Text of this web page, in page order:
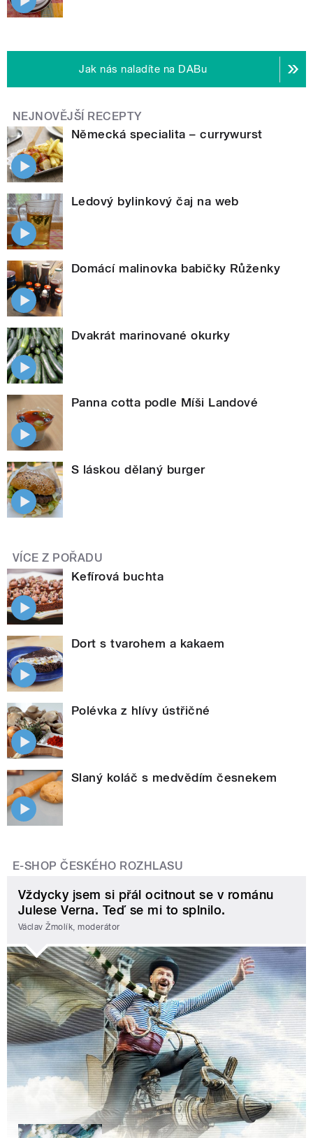
Jak nás naladíte na DABu
NEJNOVĚJŠÍ RECEPTY
Německá specialita – currywurst
Ledový bylinkový čaj na web
Domácí malinovka babičky Růženky
Dvakrát marinované okurky
Panna cotta podle Míši Landové
S láskou dělaný burger
VÍCE Z POŘADU
Kefírová buchta
Dort s tvarohem a kakaem
Polévka z hlívy ústřičné
Slaný koláč s medvědím česnekem
E-SHOP ČESKÉHO ROZHLASU
Vždycky jsem si přál ocitnout se v románu
Julese Verna. Teď se mi to splnilo.
Václav Žmolík, moderátor